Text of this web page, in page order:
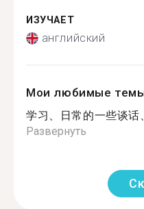
ИЗУЧАЕТ
английский
Мои любимые
学习、日常的一些谈
Развернуть